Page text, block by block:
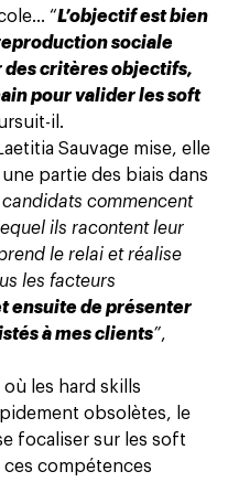
“L’objectif est bien
sociale
des critères objectifs,
pour valider les soft
il.
Sauvage mise, elle
partie des biais dans
candidats commencent
ils racontent leur
le relai et réalise
les facteurs
ensuite de présenter
à mes clients”,
où les hard skills
obsolètes, le
focaliser sur les soft
ces compétences